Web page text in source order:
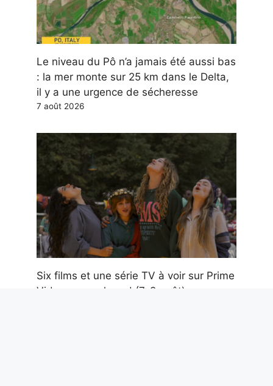
Le niveau du Pô n’a jamais été aussi bas
: la mer monte sur 25 km dans le Delta,
il y a une urgence de sécheresse
7 août 2026
Six films et une série TV à voir sur Prime
Video ce week-end (7-9 août)